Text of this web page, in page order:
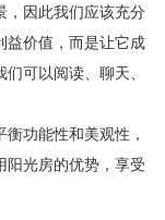
因此我们应该充分
益价值，而是让它成
可以阅读、聊天、
功能性和美观性，
阳光房的优势，享受